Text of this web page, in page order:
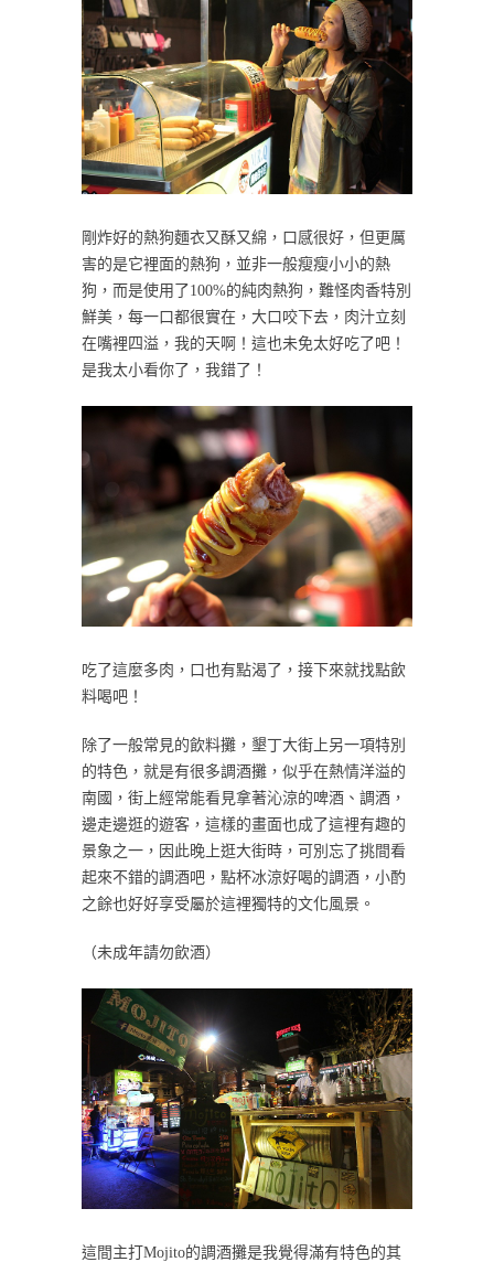
剛炸好的熱狗麵衣又酥又綿，口感很好，但更厲
害的是它裡面的熱狗，並非一般瘦瘦小小的熱
狗，而是使用了100%的純肉熱狗，難怪肉香特別
鮮美，每一口都很實在，大口咬下去，肉汁立刻
在嘴裡四溢，我的天啊！這也未免太好吃了吧！
是我太小看你了，我錯了！
吃了這麼多肉，口也有點渴了，接下來就找點飲
料喝吧！
除了一般常見的飲料攤，墾丁大街上另一項特別
的特色，就是有很多調酒攤，似乎在熱情洋溢的
南國，街上經常能看見拿著沁涼的啤酒、調酒，
邊走邊逛的遊客，這樣的畫面也成了這裡有趣的
景象之一，因此晚上逛大街時，可別忘了挑間看
起來不錯的調酒吧，點杯冰涼好喝的調酒，小酌
之餘也好好享受屬於這裡獨特的文化風景。
（未成年請勿飲酒）
這間主打Mojito的調酒攤是我覺得滿有特色的其